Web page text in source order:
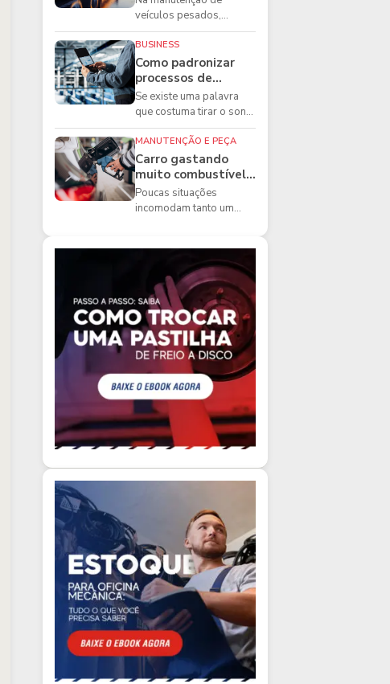
boas práticas que
todo mecânico
precisa conhecer
veículos pesados,
existem ferramentas que
fazem diferença direta na
segurança e na ...
BUSINESS
Como padronizar
processos de
manutenção de
frota na oficina
Se existe uma palavra
que costuma tirar o sono
dos gestores de
manutenção, ela é a
imprevisibilidade...
MANUTENÇÃO E PEÇA
Carro gastando
muito combustível:
5 motivos que
podem aumentar o
Poucas situações
incomodam tanto um
acabando mais r...